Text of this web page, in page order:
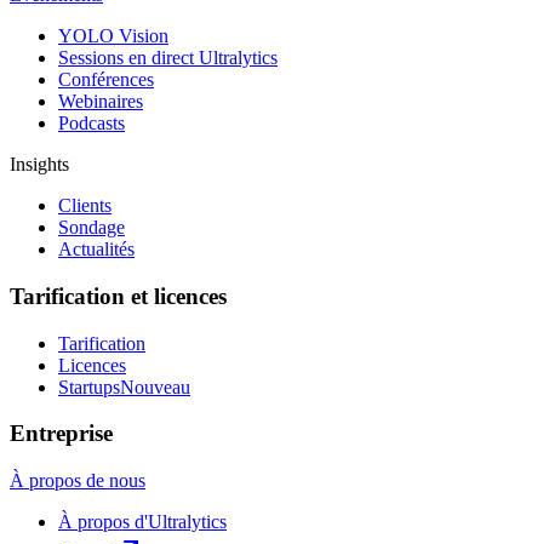
YOLO Vision
Sessions en direct Ultralytics
Conférences
Webinaires
Podcasts
Insights
Clients
Sondage
Actualités
Tarification et licences
Tarification
Licences
StartupsNouveau
Entreprise
À propos de nous
À propos d'Ultralytics